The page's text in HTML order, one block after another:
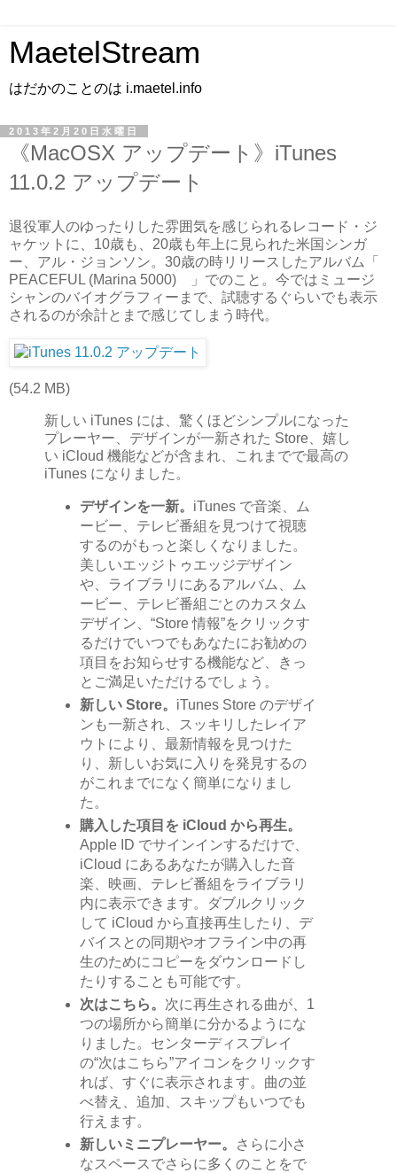
MaetelStream
はだかのことのは i.maetel.info
2013年2月20日水曜日
《MacOSX アップデート》iTunes
11.0.2 アップデート
退役軍人のゆったりした雰囲気を感じられるレコード・ジ
ャケットに、10歳も、20歳も年上に見られた米国シンガ
ー、アル・ジョンソン。30歳の時リリースしたアルバム「
PEACEFUL (Marina 5000) 」でのこと。今ではミュージ
シャンのバイオグラフィーまで、試聴するぐらいでも表示
されるのが余計とまで感じてしまう時代。
(54.2 MB)
新しい iTunes には、驚くほどシンプルになった
プレーヤー、デザインが一新された Store、嬉し
い iCloud 機能などが含まれ、これまでで最高の
iTunes になりました。
デザインを一新。 iTunes で音楽、ム
ービー、テレビ番組を見つけて視聴
するのがもっと楽しくなりました。
美しいエッジトゥエッジデザイン
や、ライブラリにあるアルバム、ム
ービー、テレビ番組ごとのカスタム
デザイン、“Store 情報”をクリックす
るだけでいつでもあなたにお勧めの
項目をお知らせする機能など、きっ
とご満足いただけるでしょう。
新しい Store。 iTunes Store のデザイ
ンも一新され、スッキリしたレイア
ウトにより、最新情報を見つけた
り、新しいお気に入りを発見するの
がこれまでになく簡単になりまし
た。
購入した項目を iCloud から再生。
Apple ID でサインインするだけで、
iCloud にあるあなたが購入した音
楽、映画、テレビ番組をライブラリ
内に表示できます。ダブルクリック
して iCloud から直接再生したり、デ
バイスとの同期やオフライン中の再
生のためにコピーをダウンロードし
たりすることも可能です。
次はこちら。 次に再生される曲が、1
つの場所から簡単に分かるようにな
りました。センターディスプレイ
の“次はこちら”アイコンをクリックす
れば、すぐに表示されます。曲の並
べ替え、追加、スキップもいつでも
行えます。
新しいミニプレーヤー。
さらに小さ
なスペースでさらに多くのことをで